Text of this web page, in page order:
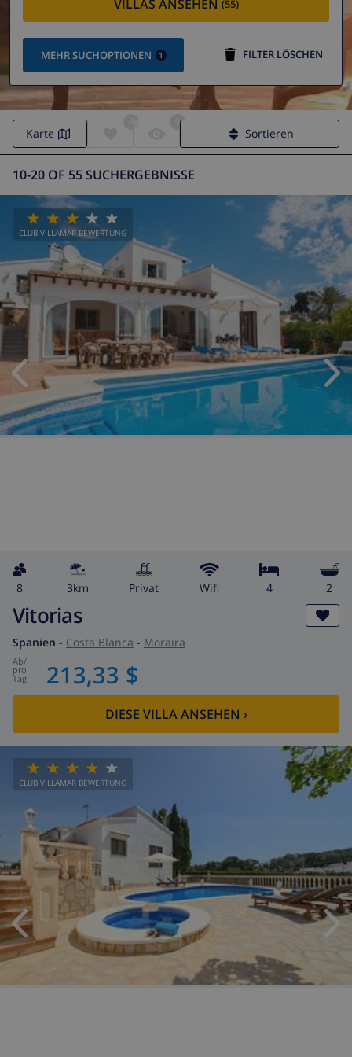
VILLAS ANSEHEN (55)
MEHR SUCHOPTIONEN 1 FILTER LÖSCHEN
10-20 OF 55 SUCHERGEBNISSE
Karte Sortieren
CLUB VILLAMAR BEWERTUNG
8 3km Privat wifi 4 2
Vitorias
Spanien - Costa Blanca - Moraira
ab/
pro
Tag 213,33 $
DIESE VILLA ANSEHEN ›
CLUB VILLAMAR BEWERTUNG